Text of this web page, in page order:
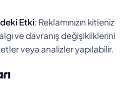
Etki: Reklamınızın kitleniz
ve davranış değişikliklerini
veya analizler yapılabilir.